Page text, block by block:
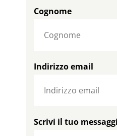
Cognome
Indirizzo email
Scrivi il tuo